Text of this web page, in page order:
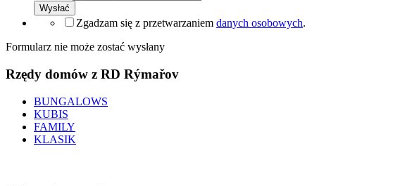
Wysłać
Zgadzam się z przetwarzaniem danych osobowych.
Formularz nie może zostać wysłany
Rzędy domów z RD Rýmařov
BUNGALOWS
KUBIS
FAMILY
KLASIK